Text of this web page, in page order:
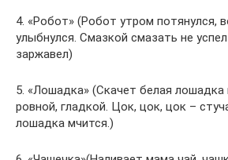
4. «Робот» (Робот утром потянулся,
улыбнулся. Смазкой смазать не
заржавел)
5. «Лошадка» (Скачет белая
ровной, гладкой. Цок, цок, цок –
лошадка мчится.)